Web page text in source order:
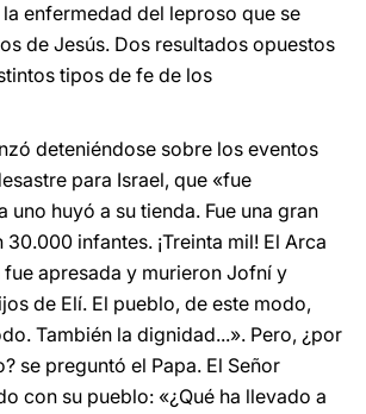
enfermedad del leproso que se
de Jesús. Dos resultados opuestos
tipos de fe de los
deteniéndose sobre los eventos
para Israel, que «fue
uno huyó a su tienda. Fue una gran
infantes. ¡Treinta mil! El Arca
apresada y murieron Jofní y
de Elí. El pueblo, de este modo,
También la dignidad...». Pero, ¿por
se preguntó el Papa. El Señor
con su pueblo: «¿Qué ha llevado a